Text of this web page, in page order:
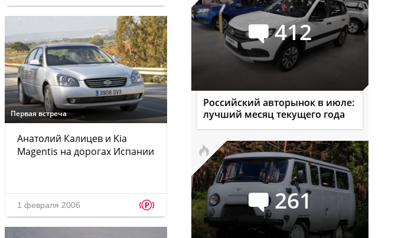
Первая встреча
Анатолий Калицев и Kia
Magentis на дорогах Испании
1 февраля 2006 p
412
Российский авторынок в июле:
лучший месяц текущего года
261